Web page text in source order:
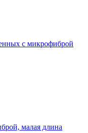
с микрофиброй
малая длина